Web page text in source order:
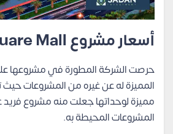
أسعار مشروع Fifth Square Mall
حرصت الشركة المطورة في مشروعها
المميزة له عن غيره من المشروعات حيث
مميزة لوحداتها جعلت منه مشروع
المشروعات المحيطة به.